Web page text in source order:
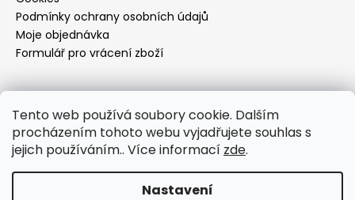
Tento web používá soubory cookie. Dalším
procházením tohoto webu vyjadřujete souhlas s
jejich používáním.. Více informací zde.
Nastavení
Podmínky ochrany osobních údajů
Moje objednávka
Formulář pro vrácení zboží
Přijímáme online platby